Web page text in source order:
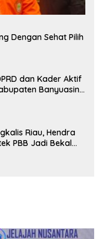
Dengan Sehat Pilih
dan Kader Aktif
Banyuasin
Riau, Hendra
PBB Jadi Bekal